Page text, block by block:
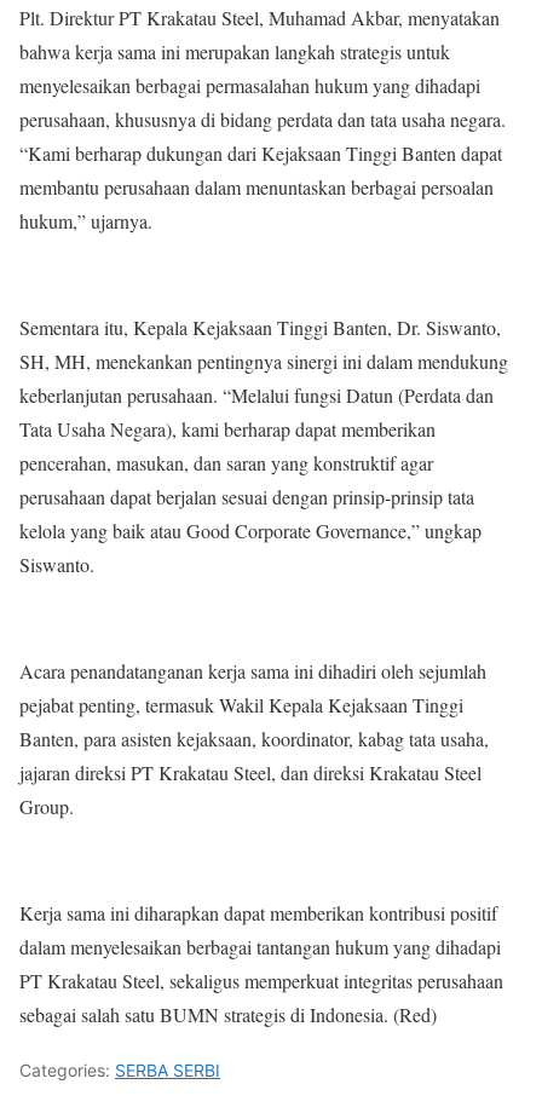
Plt. Direktur PT Krakatau Steel, Muhamad Akbar, menyatakan
bahwa kerja sama ini merupakan langkah strategis untuk
menyelesaikan berbagai permasalahan hukum yang dihadapi
perusahaan, khususnya di bidang perdata dan tata usaha negara.
“Kami berharap dukungan dari Kejaksaan Tinggi Banten dapat
membantu perusahaan dalam menuntaskan berbagai persoalan
hukum,” ujarnya.
Sementara itu, Kepala Kejaksaan Tinggi Banten, Dr. Siswanto,
SH, MH, menekankan pentingnya sinergi ini dalam mendukung
keberlanjutan perusahaan. “Melalui fungsi Datun (Perdata dan
Tata Usaha Negara), kami berharap dapat memberikan
pencerahan, masukan, dan saran yang konstruktif agar
perusahaan dapat berjalan sesuai dengan prinsip-prinsip tata
kelola yang baik atau Good Corporate Governance,” ungkap
Siswanto.
Acara penandatanganan kerja sama ini dihadiri oleh sejumlah
pejabat penting, termasuk Wakil Kepala Kejaksaan Tinggi
Banten, para asisten kejaksaan, koordinator, kabag tata usaha,
jajaran direksi PT Krakatau Steel, dan direksi Krakatau Steel
Group.
Kerja sama ini diharapkan dapat memberikan kontribusi positif
dalam menyelesaikan berbagai tantangan hukum yang dihadapi
PT Krakatau Steel, sekaligus memperkuat integritas perusahaan
sebagai salah satu BUMN strategis di Indonesia. (Red)
Categories: SERBA SERBI